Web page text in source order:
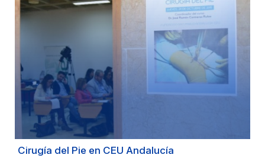
Cirugía del Pie en CEU Andalucía